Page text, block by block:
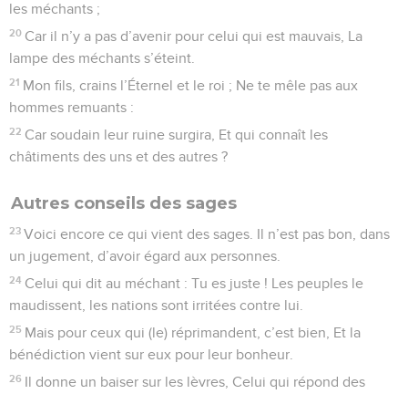
les méchants ;
20 Car il n’y a pas d’avenir pour celui qui est mauvais, La
lampe des méchants s’éteint.
21 Mon fils, crains l’Éternel et le roi ; Ne te mêle pas aux
hommes remuants :
22 Car soudain leur ruine surgira, Et qui connaît les
châtiments des uns et des autres ?
Autres conseils des sages
23 Voici encore ce qui vient des sages. Il n’est pas bon, dans
un jugement, d’avoir égard aux personnes.
24 Celui qui dit au méchant : Tu es juste ! Les peuples le
maudissent, les nations sont irritées contre lui.
25 Mais pour ceux qui (le) réprimandent, c’est bien, Et la
bénédiction vient sur eux pour leur bonheur.
26 Il donne un baiser sur les lèvres, Celui qui répond des